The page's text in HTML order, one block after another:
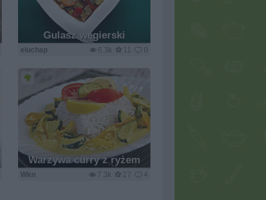
Gulasz węgierski
6.3k 11 0
eluchap
Warzywa curry z ryżem
7.3k 27 4
Wkn